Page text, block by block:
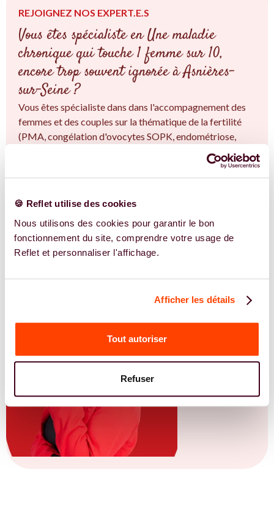
🍪 Reflet utilise des cookies
Nous utilisons des cookies pour garantir le bon
fonctionnement du site, comprendre votre usage de
Reflet et personnaliser l'affichage.
Afficher les détails
Tout autoriser
Refuser
REJOIGNEZ NOS EXPERT.E.S
Vous êtes spécialiste en Une maladie
chronique qui touche 1 femme sur 10,
encore trop souvent ignorée à Asnières-
sur-Seine ?
Vous êtes spécialiste dans dans l'accompagnement des
femmes et des couples sur la thématique de la fertilité
(PMA, congélation d'ovocytes SOPK, endométriose,
fertilité naturelle...) à Asnières-sur-Seine et en Île-de-
France. Vous êtes convaincu.e qu'une approche
intégrative est la clé ? Rejoignez-nous !
EN SAVOIR PLUS